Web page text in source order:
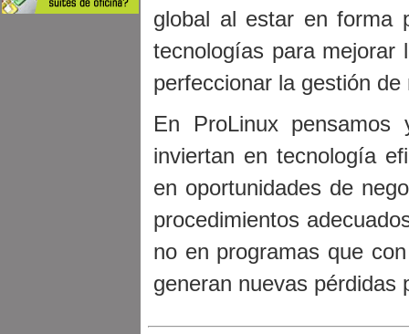
global al estar en forma
tecnologías para mejorar
perfeccionar la gestión
En ProLinux
inviertan en tecnología
en oportunidades de
procedimientos
no en programas que
generan nuevas pérdidas